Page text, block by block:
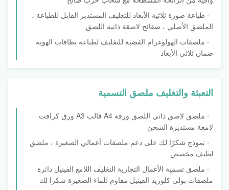
طباعة صورة ثلاثية الأبعاد للتغليف المستدير القابل للطباعة ،
الملصق الأصلي ، صفائح لاصقة ذاتية اللصق
ملصقات الهولوغرام الفضية للتغليف لطباعة بطاقات الهوية
ضمان ثلاثي الأبعاد
التعبئة والتغليف ملصق التسمية
ملصق لاصق ذاتي اللصق ورقة A4 قالب A3 ورق كرافت
لامعة مستديرة الشحن
نموذج شكرًا لك على دعم ملصقات أعمالي الصغيرة ، ملصق
لطيف مخصص
ملصق تسمية الأعمال التجارية التغليف اللامع الفينيل دائرة
ملصقات بولي كلوريد الفينيل مقاوم للماء الصغيرة شكرا لك